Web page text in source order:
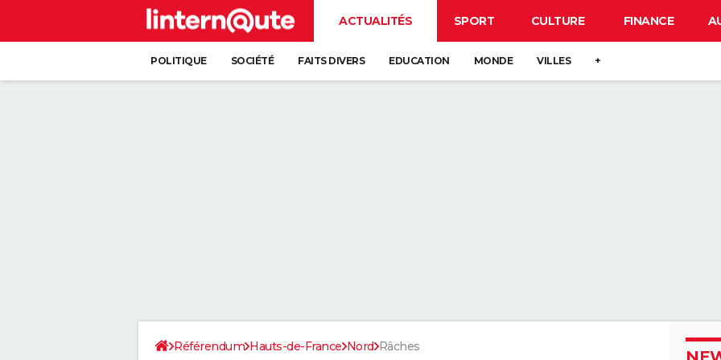
ACTUALITÉS SPORT CULTURE FINANCE
POLITIQUE SOCIÉTÉ FAITS DIVERS EDUCATION MONDE VILLES +
Référendum Hauts-de-France Nord Râches